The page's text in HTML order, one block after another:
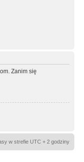
Zanim się
w strefie UTC + 2 godziny